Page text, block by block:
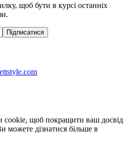
щоб бути в курсі останніх
Підписатися
cookie, щоб покращити ваш досвід
можете дізнатися більше в